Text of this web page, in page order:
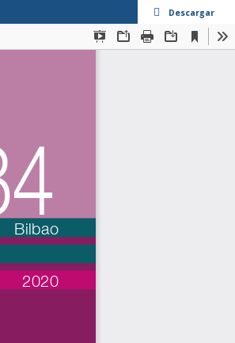
Descargar